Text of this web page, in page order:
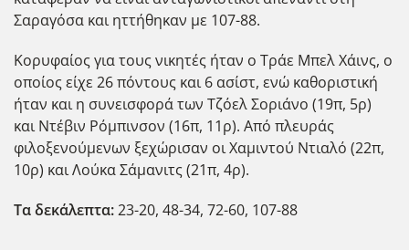
Σαραγόσα και ηττήθηκαν με 107-88.
Κορυφαίος για τους νικητές ήταν ο Τράε Μπελ Χάινς, ο
οποίος είχε 26 πόντους και 6 ασίστ, ενώ καθοριστική
ήταν και η συνεισφορά των Τζόελ Σοριάνο (19π, 5ρ)
και Ντέβιν Ρόμπινσον (16π, 11ρ). Από πλευράς
φιλοξενούμενων ξεχώρισαν οι Χαμιντού Ντιαλό (22π,
10ρ) και Λούκα Σάμανιτς (21π, 4ρ).
Τα δεκάλεπτα:23-20, 48-34, 72-60, 107-88